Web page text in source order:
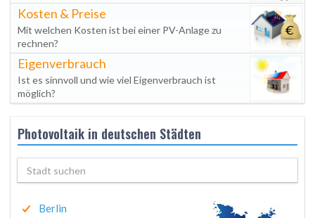
Kosten & Preise
Mit welchen Kosten ist bei einer PV-Anlage zu
rechnen?
Eigenverbrauch
Ist es sinnvoll und wie viel Eigenverbrauch ist
möglich?
Photovoltaik in deutschen Städten
Berlin